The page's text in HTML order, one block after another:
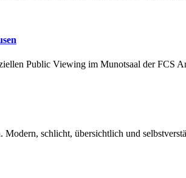
Public Viewing im Munotsaal der FCS
Modern, schlicht, übersichtlich und